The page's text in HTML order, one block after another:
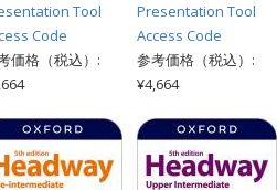
Tool
Code
価格（税込）:
Presentation Tool
Access Code
参考価格（税込）:
¥4,664